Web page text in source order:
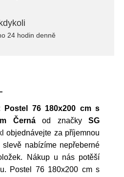
24 hodin denně
Postel 76 180x200 cm s
Černáod značkySG
objednávejte za příjemnou
slevě nabízíme nepřeberné
Nákup u nás potěší
Postel 76 180x200 cm s